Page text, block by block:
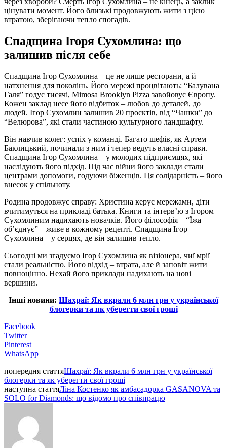
цінувати момент. Його близькі продовжують жити з цією
втратою, зберігаючи тепло спогадів.
Спадщина Ігоря Сухомлина: що
залишив після себе
Спадщина Ігор Сухомлина – це не лише ресторани, а й
натхнення для поколінь. Його мережі процвітають: “Балувана
Галя” годує тисячі, Mimosa Brooklyn Pizza завойовує Європу.
Кожен заклад несе його відбиток – любов до деталей, до
людей. Ігор Сухомлин залишив 20 проєктів, від “Чашки” до
“Велюрова”, які стали частиною культурного ландшафту.
Він навчив колег: успіх у команді. Багато шефів, як Артем
Баклицький, починали з ним і тепер ведуть власні справи.
Спадщина Ігор Сухомлина – у молодих підприємцях, які
наслідують його підхід. Під час війни його заклади стали
центрами допомоги, годуючи біженців. Ця солідарність – його
внесок у спільноту.
Родина продовжує справу: Христина керує мережами, діти
вчитимуться на прикладі батька. Книги та інтерв’ю з Ігором
Сухомлиним надихають новачків. Його філософія – “Їжа
об’єднує” – живе в кожному рецепті. Спадщина Ігор
Сухомлина – у серцях, де він залишив тепло.
Сьогодні ми згадуємо Ігор Сухомлина як візіонера, чиї мрії
стали реальністю. Його відхід – втрата, але й заповіт жити
повноцінно. Нехай його приклади надихають на нові
вершини.
Інші новини: Шахраї: Як вкрали 6 млн грн у української
блогерки та як уберегти свої гроші
Facebook
Twitter
Pinterest
WhatsApp
попередня статтяШахраї: Як вкрали 6 млн грн у української
блогерки та як уберегти свої гроші
наступна статтяЛіна Костенко як амбасадорка GASANOVA та
SOLO for Diamonds: що відомо про співпрацю